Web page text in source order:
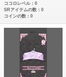
ココロレベル：0
SRアイテムの数：0
コインの数：0